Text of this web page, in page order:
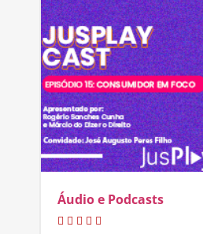
Áudio e Podcasts